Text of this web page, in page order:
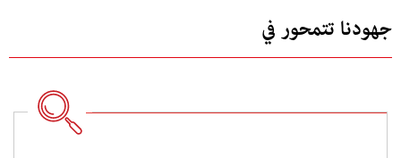
جهودنا تتمحور في